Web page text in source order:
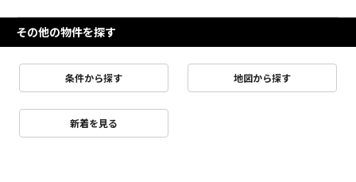
その他の物件を探す
条件から探す 地図から探す
新着を見る